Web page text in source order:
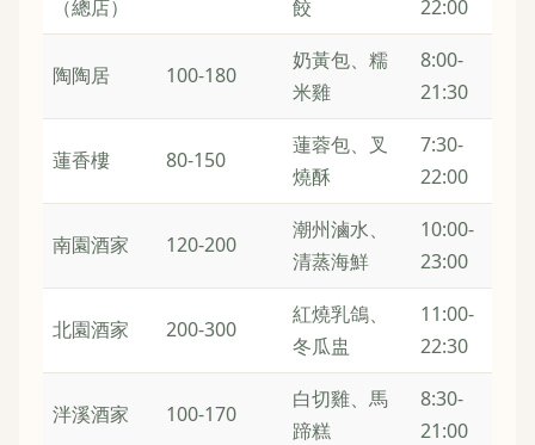
（總店） 餃 22:00
陶陶居 100-180
奶黃包、糯
米雞
8:00-
21:30
蓮香樓 80-150
蓮蓉包、叉
燒酥
7:30-
22:00
南園酒家 120-200
潮州滷水、
清蒸海鮮
10:00-
23:00
北園酒家 200-300
紅燒乳鴿、
冬瓜盅
11:00-
22:30
泮溪酒家 100-170
白切雞、馬
蹄糕
8:30-
21:00